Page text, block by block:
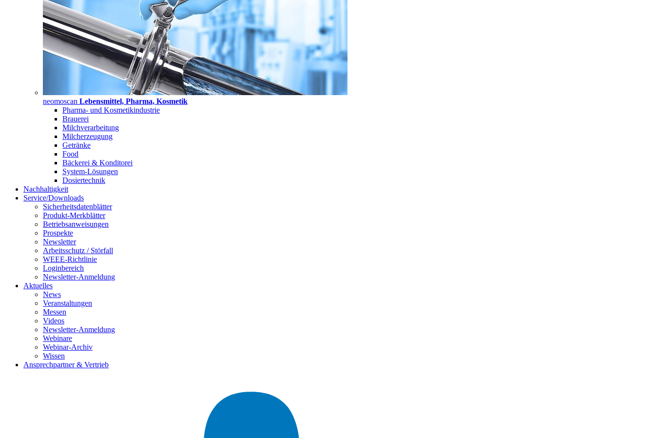
neomoscan Lebensmittel, Pharma, Kosmetik
Pharma- und Kosmetikindustrie
Brauerei
Milchverarbeitung
Milcherzeugung
Getränke
Food
Bäckerei & Konditorei
System-Lösungen
Dosiertechnik
Nachhaltigkeit
Service/Downloads
Sicherheitsdatenblätter
Produkt-Merkblätter
Betriebsanweisungen
Prospekte
Newsletter
Arbeitsschutz / Störfall
WEEE-Richtlinie
Loginbereich
Newsletter-Anmeldung
Aktuelles
News
Veranstaltungen
Messen
Videos
Newsletter-Anmeldung
Webinare
Webinar-Archiv
Wissen
Ansprechpartner & Vertrieb